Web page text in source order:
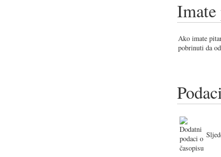
Imate
Ako imate
pobrinuti da